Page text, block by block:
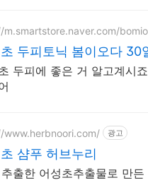
두피토닉 봄이오다 30
두피에 좋은 거 알고계시
www.herbnoori.com/ 광고
샴푸 허브누리
출한 어성초추출물로 만